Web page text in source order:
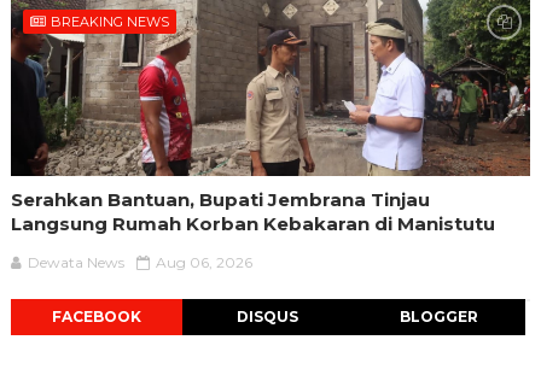
BREAKING NEWS
Serahkan Bantuan, Bupati Jembrana Tinjau
Langsung Rumah Korban Kebakaran di Manistutu
Dewata News Aug 06, 2026
FACEBOOK DISQUS BLOGGER